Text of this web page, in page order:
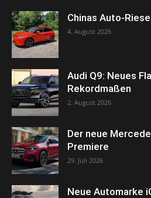
Chinas Auto-
4. August 2026
Audi Q9: Neues
Rekordmaßen
2. August 2026
Der neue
Premiere
29. Juli 2026
Neue Automarke